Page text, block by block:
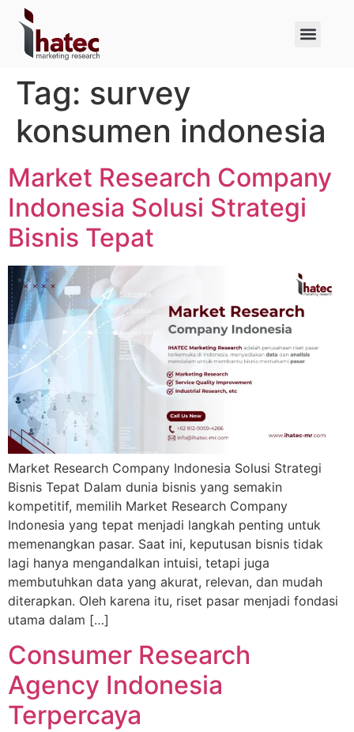
Tag: survey
konsumen indonesia
Market Research Company
Indonesia Solusi Strategi
Bisnis Tepat
Market Research Company Indonesia Solusi Strategi
Bisnis Tepat Dalam dunia bisnis yang semakin
kompetitif, memilih Market Research Company
Indonesia yang tepat menjadi langkah penting untuk
memenangkan pasar. Saat ini, keputusan bisnis tidak
lagi hanya mengandalkan intuisi, tetapi juga
membutuhkan data yang akurat, relevan, dan mudah
diterapkan. Oleh karena itu, riset pasar menjadi fondasi
utama dalam […]
Consumer Research
Agency Indonesia
Terpercaya